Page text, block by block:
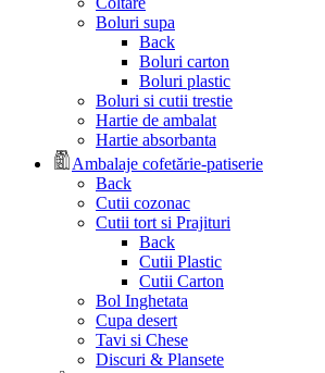
Boluri supa
Back
Boluri carton
Boluri plastic
Boluri si cutii trestie
Hartie de ambalat
Hartie absorbanta
Ambalaje cofetărie-patiserie
Back
Cutii cozonac
Cutii tort si Prajituri
Back
Cutii Plastic
Cutii Carton
Bol Inghetata
Cupa desert
Tavi si Chese
Discuri & Plansete